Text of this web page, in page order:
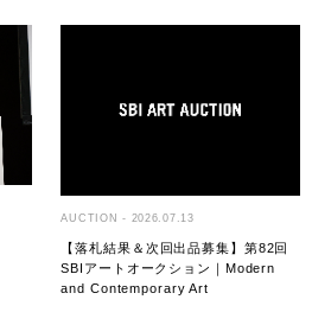
AUCTION - 2026.07.13
【落札結果＆次回出品募集】第82回
SBIアートオークション｜Modern
and Contemporary Art